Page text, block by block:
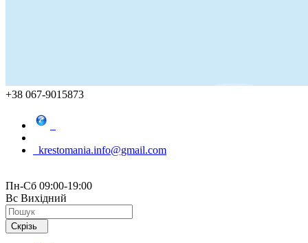
+38 067-9015873
krestomania.info@gmail.com
Пн-Сб 09:00-19:00
Вс Вихідний
Скрізь